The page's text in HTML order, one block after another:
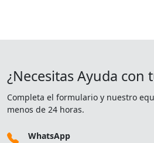
¿Necesitas Ayuda con
Completa el formulario y nuestro
menos de 24 horas.
WhatsApp